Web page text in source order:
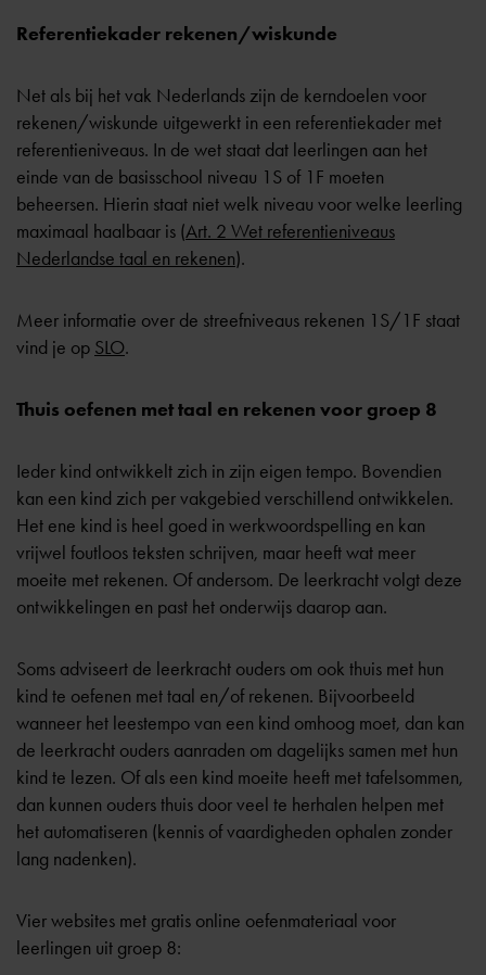
Referentiekader rekenen/wiskunde
Net als bij het vak Nederlands zijn de kerndoelen voor
rekenen/wiskunde uitgewerkt in een referentiekader met
referentieniveaus. In de wet staat dat leerlingen aan het
einde van de basisschool niveau 1S of 1F moeten
beheersen. Hierin staat niet welk niveau voor welke leerling
maximaal haalbaar is (Art. 2 Wet referentieniveaus
Nederlandse taal en rekenen).
Meer informatie over de streefniveaus rekenen 1S/1F staat
vind je op SLO.
Thuis oefenen met taal en rekenen voor groep 8
Ieder kind ontwikkelt zich in zijn eigen tempo. Bovendien
kan een kind zich per vakgebied verschillend ontwikkelen.
Het ene kind is heel goed in werkwoordspelling en kan
vrijwel foutloos teksten schrijven, maar heeft wat meer
moeite met rekenen. Of andersom. De leerkracht volgt deze
ontwikkelingen en past het onderwijs daarop aan.
Soms adviseert de leerkracht ouders om ook thuis met hun
kind te oefenen met taal en/of rekenen. Bijvoorbeeld
wanneer het leestempo van een kind omhoog moet, dan kan
de leerkracht ouders aanraden om dagelijks samen met hun
kind te lezen. Of als een kind moeite heeft met tafelsommen,
dan kunnen ouders thuis door veel te herhalen helpen met
het automatiseren (kennis of vaardigheden ophalen zonder
lang nadenken).
Vier websites met gratis online oefenmateriaal voor
leerlingen uit groep 8: